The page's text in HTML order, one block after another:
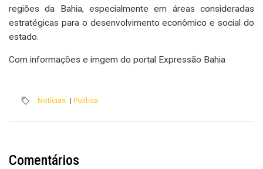
regiões da Bahia, especialmente em áreas consideradas
estratégicas para o desenvolvimento econômico e social do
estado.
Com informações e imgem do portal Expressão Bahia
Notícias | Política
Comentários